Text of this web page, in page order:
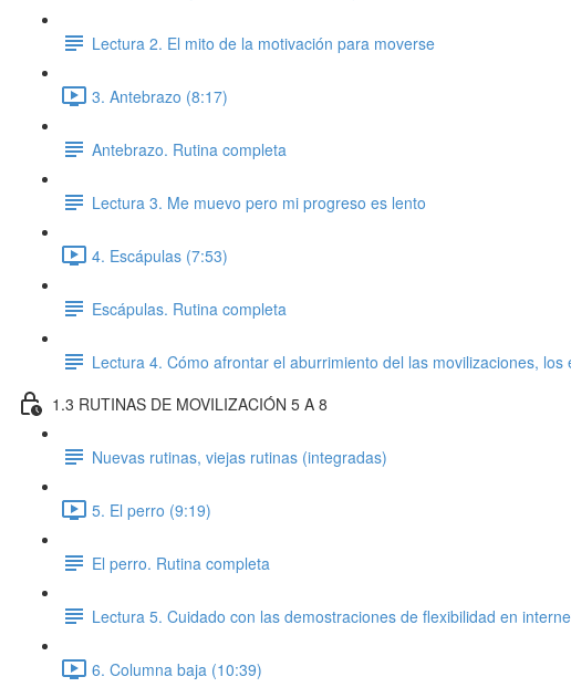
Lectura 2. El mito de la motivación para moverse
3. Antebrazo (8:17)
Antebrazo. Rutina completa
Lectura 3. Me muevo pero mi progreso es lento
4. Escápulas (7:53)
Escápulas. Rutina completa
Lectura 4. Cómo afrontar el aburrimiento del las movilizaciones,
1.3 RUTINAS DE MOVILIZACIÓN 5 A 8
Nuevas rutinas, viejas rutinas (integradas)
5. El perro (9:19)
El perro. Rutina completa
Lectura 5. Cuidado con las demostraciones de flexibilidad en
6. Columna baja (10:39)